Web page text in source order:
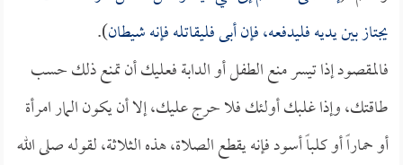
يجتاز بين يديه فليدفعه، فإن أبى فليقاتله فإنه شيطان).
فالمقصود إذا تيسر منع الطفل أو الدابة فعليك أن تمنع ذلك حسب
طاقتك، وإذا غلبك أولئك فلا حرج عليك، إلا أن يكون المار امرأة
أو حماراً أو كلباً أسود فإنه يقطع الصلاة، هذه الثلاثة، لقوله صلى الله